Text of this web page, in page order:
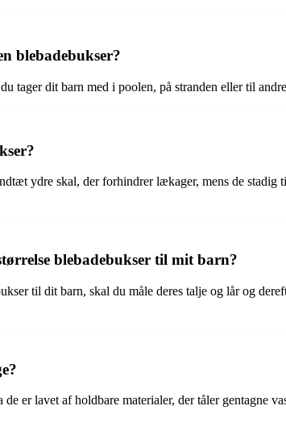
blebadebukser?
tager dit barn med i poolen, på stranden eller til
ydre skal, der forhindrer lækager, mens de
blebadebukser til mit barn?
til dit barn, skal du måle deres talje og lår og
de er lavet af holdbare materialer, der tåler